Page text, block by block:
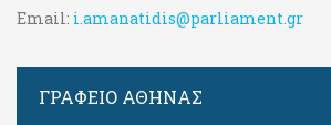
Email: i.amanatidis@parliament.gr
ΓΡΑΦΕΊΟ ΑΘΉΝΑΣ